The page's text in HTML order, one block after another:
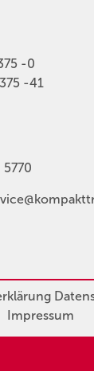
-0
-41
Impressum